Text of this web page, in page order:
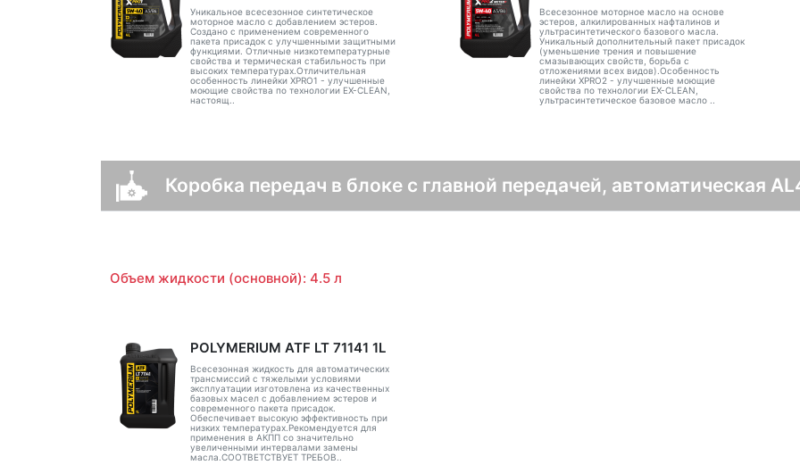
Уникальное всесезонное синтетическое
моторное масло с добавлением эстеров.
Создано с применением современного
пакета присадок с улучшенными защитными
функциями. Отличные низкотемпературные
свойства и термическая стабильность при
высоких температурах.Отличительная
особенность линейки XPRO1 - улучшенные
моющие свойства по технологии EX-CLEAN,
настоящ..
Всесезонное моторное масло на основе
эстеров, алкилированных нафталинов и
ультрасинтетического базового масла.
Уникальный дополнительный пакет присадок
(уменьшение трения и повышение
смазывающих свойств, борьба с
отложениями всех видов).Особенность
линейки XPRO2 - улучшенные моющие
свойства по технологии EX-CLEAN,
ультрасинтетическое базовое масло ..
Коробка передач в блоке с главной передачей, автоматическая
Объем жидкости (основной): 4.5 л
POLYMERIUM ATF LT 71141 1L
Всесезонная жидкость для автоматических
трансмиссий с тяжелыми условиями
эксплуатации изготовлена из качественных
базовых масел с добавлением эстеров и
современного пакета присадок.
Обеспечивает высокую эффективность при
низких температурах.Рекомендуется для
применения в АКПП со значительно
увеличенными интервалами замены
масла.СООТВЕТСТВУЕТ ТРЕБОВ..